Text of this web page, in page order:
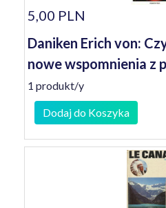
5,00 PLN
Daniken Erich von:
nowe wspomnienia z
1 produkt/y
Dodaj do Koszyka